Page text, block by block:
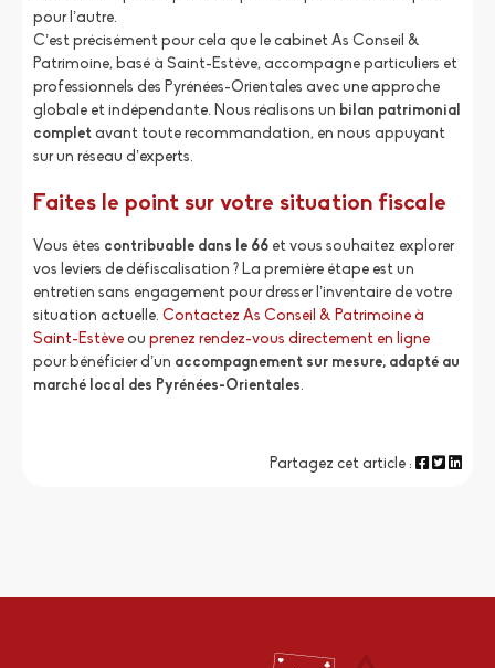
pour l’autre.
C’est précisément pour cela que le cabinet As Conseil &
Patrimoine, basé à Saint-Estève, accompagne particuliers et
professionnels des Pyrénées-Orientales avec une approche
globale et indépendante. Nous réalisons un bilan patrimonial
complet avant toute recommandation, en nous appuyant
sur un réseau d’experts.
Faites le point sur votre situation fiscale
Vous êtes contribuable dans le 66 et vous souhaitez explorer
vos leviers de défiscalisation ? La première étape est un
entretien sans engagement pour dresser l’inventaire de votre
situation actuelle. Contactez As Conseil & Patrimoine à
Saint-Estève ou prenez rendez-vous directement en ligne
pour bénéficier d’un accompagnement sur mesure, adapté au
marché local des Pyrénées-Orientales.
Partagez cet article :